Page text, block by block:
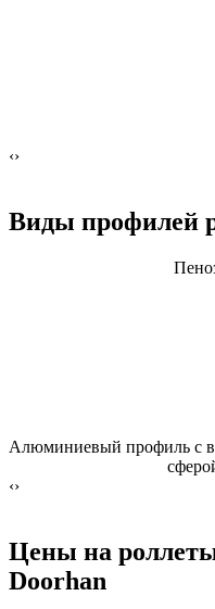
‹›
Виды профилей
Алюминиевый профиль с
‹›
Цены на
Doorhan